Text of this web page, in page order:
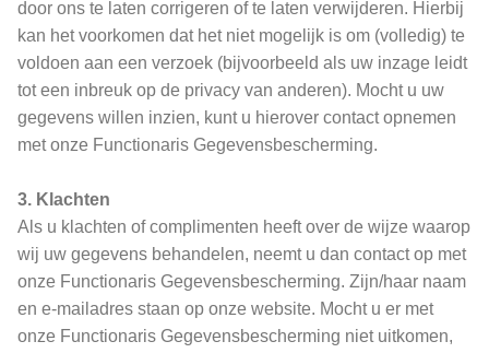
door ons te laten corrigeren of te laten verwijderen. Hierbij
kan het voorkomen dat het niet mogelijk is om (volledig) te
voldoen aan een verzoek (bijvoorbeeld als uw inzage leidt
tot een inbreuk op de privacy van anderen). Mocht u uw
gegevens willen inzien, kunt u hierover contact opnemen
met onze Functionaris Gegevensbescherming.
3. Klachten
Als u klachten of complimenten heeft over de wijze waarop
wij uw gegevens behandelen, neemt u dan contact op met
onze Functionaris Gegevensbescherming. Zijn/haar naam
en e-mailadres staan op onze website. Mocht u er met
onze Functionaris Gegevensbescherming niet uitkomen,